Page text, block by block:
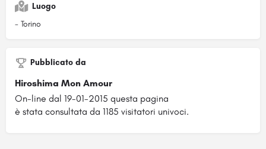
Luogo
- Torino
Pubblicato da
Hiroshima Mon Amour
On-line dal 19-01-2015 questa pagina
è stata consultata da 1185 visitatori univoci.